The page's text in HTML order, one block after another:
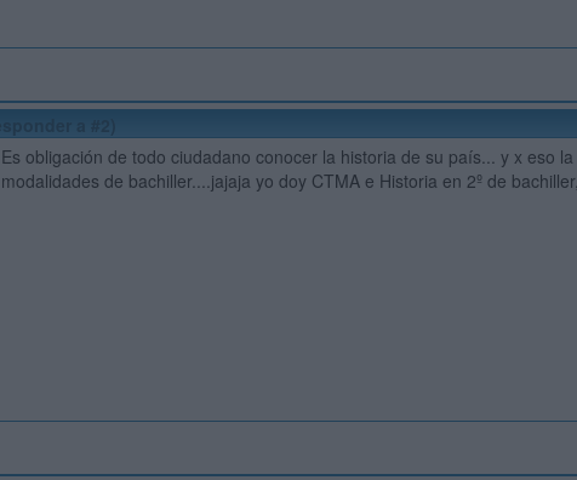
Es obligación de todo ciudadano conocer la historia de su país... y x eso
modalidades de bachiller....jajaja yo doy CTMA e Historia en 2º de